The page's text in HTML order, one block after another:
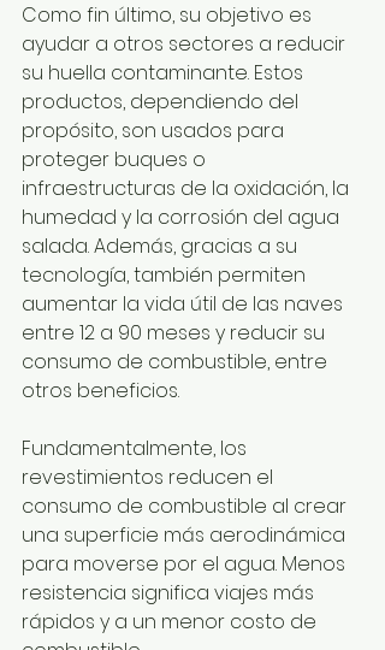
Como fin último, su objetivo es
ayudar a otros sectores a reducir
su huella contaminante. Estos
productos, dependiendo del
propósito, son usados para
proteger buques o
infraestructuras de la oxidación, la
humedad y la corrosión del agua
salada. Además, gracias a su
tecnología, también permiten
aumentar la vida útil de las naves
entre 12 a 90 meses y reducir su
consumo de combustible, entre
otros beneficios.
Fundamentalmente, los
revestimientos reducen el
consumo de combustible al crear
una superficie más aerodinámica
para moverse por el agua. Menos
resistencia significa viajes más
rápidos y a un menor costo de